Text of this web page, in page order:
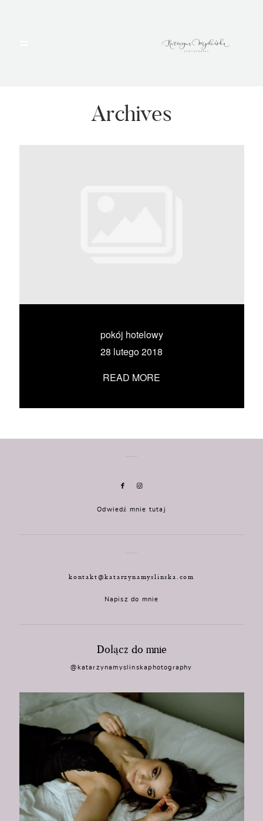
Archives
pokój hotelowy
28 lutego 2018
READ MORE
PORTFOLIO
UMÓW SIĘ ZE MNĄ →
Odwiedź mnie tutaj
kontakt@katarzynamyslinska.com
Napisz do mnie
Dołącz do mnie
@katarzynamyslinskaphotography